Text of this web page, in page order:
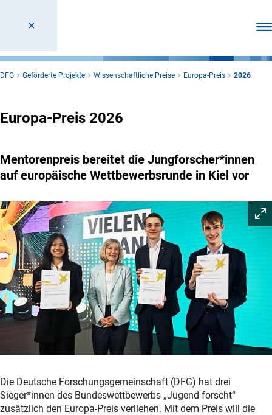
DFG Geförderte Projekte Wissenschaftliche Preise Europa-Preis 2026
Europa-Preis 2026
Mentorenpreis bereitet die Jungforscher*innen
auf europäische Wettbewerbsrunde in Kiel vor
Die Deutsche Forschungsgemeinschaft (DFG) hat drei
Sieger*innen des Bundeswettbewerbs „Jugend forscht“
zusätzlich den Europa-Preis verliehen. Mit dem Preis will die